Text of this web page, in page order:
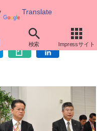
Translate
検索 Impressサイト